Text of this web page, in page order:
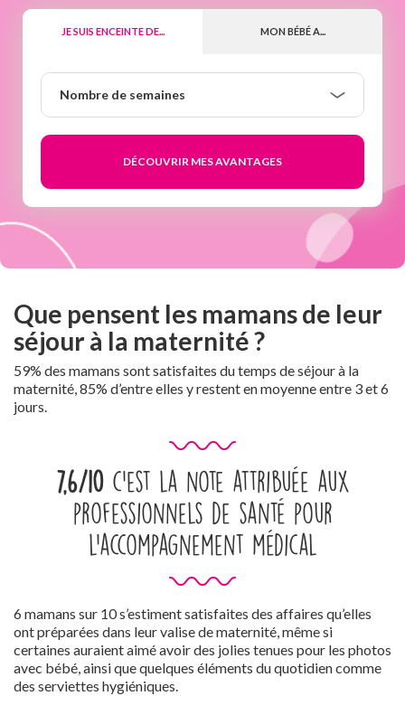
JE SUIS ENCEINTE DE... MON BÉBÉ A...
semaines
Nombre de semaines
Que pensent les mamans de leur
séjour à la maternité ?
59% des mamans sont satisfaites du temps de séjour à la
maternité, 85% d’entre elles y restent en moyenne entre 3 et 6
jours.
7,6/10c'est la note attribuée aux
professionnels de santé pour
l'accompagnement médical
6 mamans sur 10 s’estiment satisfaites des affaires qu’elles
ont préparées dans leur valise de maternité, même si
certaines auraient aimé avoir des jolies tenues pour les photos
avec bébé, ainsi que quelques éléments du quotidien comme
des serviettes hygiéniques.